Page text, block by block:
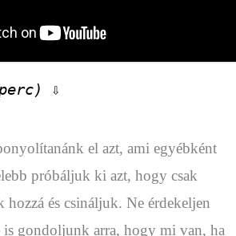
⇩
el azt, ami egyébként
próbáljuk ki azt, hogy csak
hozzá és csináljuk. Ne érdekeljen
is gondoljunk arra, hogy mi van, ha